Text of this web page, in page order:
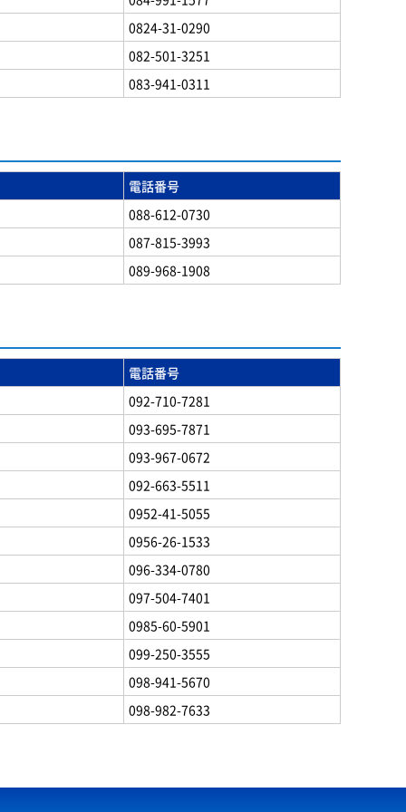
0824-31-0290
082-501-3251
083-941-0311
電話番号
088-612-0730
087-815-3993
089-968-1908
電話番号
092-710-7281
093-695-7871
093-967-0672
092-663-5511
0952-41-5055
0956-26-1533
096-334-0780
097-504-7401
0985-60-5901
099-250-3555
098-941-5670
098-982-7633